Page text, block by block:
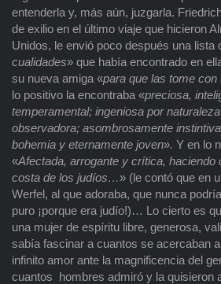
entenderla y, más aún, juzgarla.
de exilio en el último viaje que hicieron
Unidos, le envió poco después una lista
cualidades» que había encontrado en
su nueva amiga «para que las tome con
lo positivo la encontraba «preciosa,
temperamental; ingeniosa por
observadora; asombrosamente
bohemia y eternamente joven». Y en lo
«Afectada, arrogante y crítica, haciendo
costa de los judíos…» (le contó que en
Werfel, al que adoraba, que nunca
puro ¡porque era judío!)… Lo cierto es
una mujer de espíritu libre, generosa,
sabía fascinar a cuantos se acercaban
infinito amor ante la magnificencia del
cuantos hombres admiró y la quisieron